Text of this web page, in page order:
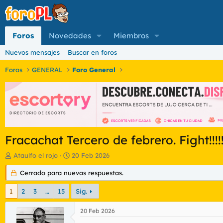
Foros Novedades Miembros
Nuevos mensajes Buscar en foros
Foros GENERAL Foro General
Fracachat Tercero de febrero.
I
n
i
c
a
o
Ataulfo el rojo
F
e
c
h
d
i
20 Feb 2026
Cerrado para nuevas respuestas.
1 2 3 … 15 Sig.
20 Feb 2026